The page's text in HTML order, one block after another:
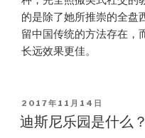
的是除了她所推崇的全盘
留中国传统的方法存在，
长远效果更佳。
POSTED
ON
2017年11月14日
迪斯尼乐园是什么？